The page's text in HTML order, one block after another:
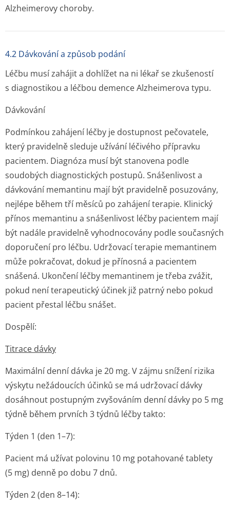
Alzheimerovy choroby.
4.2 Dávkování a způsob podání
Léčbu musí zahájit a dohlížet na ni lékař se zkušeností
s diagnostikou a léčbou demence Alzheimerova typu.
Dávkování
Podmínkou zahájení léčby je dostupnost pečovatele,
který pravidelně sleduje užívání léčivého přípravku
pacientem. Diagnóza musí být stanovena podle
soudobých diagnostických postupů. Snášenlivost a
dávkování memantinu mají být pravidelně posuzovány,
nejlépe během tří měsíců po zahájení terapie. Klinický
přínos memantinu a snášenlivost léčby pacientem mají
být nadále pravidelně vyhodnocovány podle současných
doporučení pro léčbu. Udržovací terapie memantinem
může pokračovat, dokud je přínosná a pacientem
snášená. Ukončení léčby memantinem je třeba zvážit,
pokud není terapeutický účinek již patrný nebo pokud
pacient přestal léčbu snášet.
Dospělí:
Titrace dávky
Maximální denní dávka je 20 mg. V zájmu snížení rizika
výskytu nežádoucích účinků se má udržovací dávky
dosáhnout postupným zvyšováním denní dávky po 5 mg
týdně během prvních 3 týdnů léčby takto:
Týden 1 (den 1–7):
Pacient má užívat polovinu 10 mg potahované tablety
(5 mg) denně po dobu 7 dnů.
Týden 2 (den 8–14):